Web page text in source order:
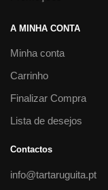
A MINHA CONTA
Minha conta
Carrinho
Finalizar Compra
Lista de desejos
Contactos
info@tartaruguita.pt